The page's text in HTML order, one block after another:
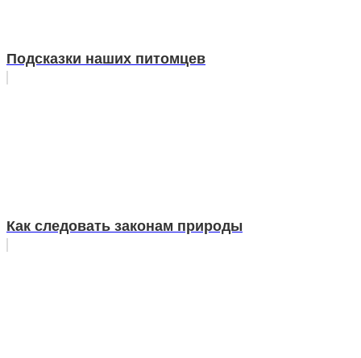
Подсказки наших питомцев
Как следовать законам природы